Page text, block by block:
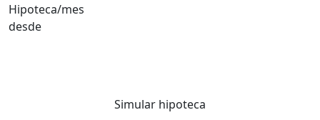
Hipoteca/mes
desde
Simular hipoteca